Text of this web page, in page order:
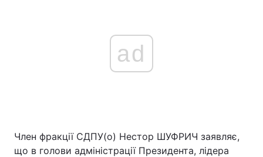
ad
Член фракції СДПУ(о) Нестор ШУФРИЧ заявляє,
що в голови адміністрації Президента, лідера